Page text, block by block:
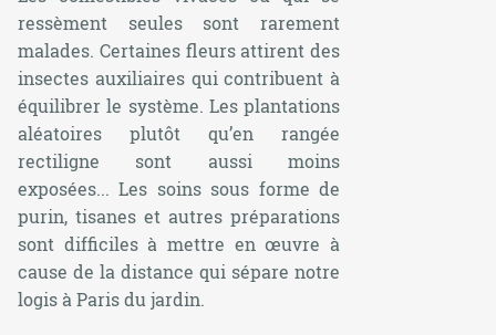
ressèment seules sont rarement
malades. Certaines fleurs attirent des
insectes auxiliaires qui contribuent à
équilibrer le système. Les plantations
aléatoires plutôt qu’en rangée
rectiligne sont aussi moins
exposées... Les soins sous forme de
purin, tisanes et autres préparations
sont difficiles à mettre en œuvre à
cause de la distance qui sépare notre
logis à Paris du jardin.